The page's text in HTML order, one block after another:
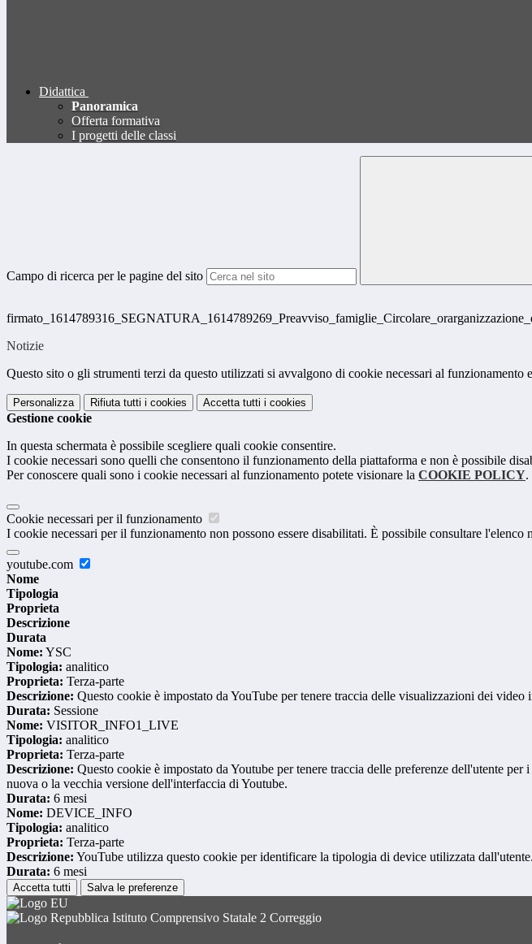
Didattica
Panoramica
Offerta formativa
I progetti delle classi
Campo di ricerca per le pagine del sito
Notizie
Questo sito o gli strumenti terzi da questo utilizzati si avvalgono di cookie necessari al funzionamento
Personalizza Rifiuta tutti i cookies Accetta tutti i cookies
Gestione cookie
In questa schermata è possibile scegliere quali cookie consentire.
I cookie necessari sono quelli che consentono il funzionamento della piattaforma e non è possibile
Per conoscere quali sono i cookie necessari al funzionamento potete visionare la COOKIE POLICY.
Cookie necessari per il funzionamento
I cookie necessari per il funzionamento non possono essere disabilitati. È possibile consultare l'elenco
youtube.com
Nome
Tipologia
Proprieta
Descrizione
Durata
Nome: YSC
Tipologia: analitico
Proprieta: Terza-parte
Descrizione: Questo cookie è impostato da YouTube per tenere traccia delle visualizzazioni dei video
Durata: Sessione
Nome: VISITOR_INFO1_LIVE
Tipologia: analitico
Proprieta: Terza-parte
Descrizione: Questo cookie è impostato da Youtube per tenere traccia delle preferenze dell'utente
nuova o la vecchia versione dell'interfaccia di Youtube.
Durata: 6 mesi
Nome: DEVICE_INFO
Tipologia: analitico
Proprieta: Terza-parte
Descrizione: YouTube utilizza questo cookie per identificare la tipologia di device utilizzata dall'utente.
Durata: 6 mesi
Accetta tutti Salva le preferenze
Istituto Comprensivo Statale 2 Correggio